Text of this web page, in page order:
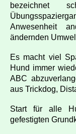
bezeichnet
Anwesenheit
ändernden
Es macht viel
Hund immer
ABC
aus Trickdog,
Start für alle
gefestigten